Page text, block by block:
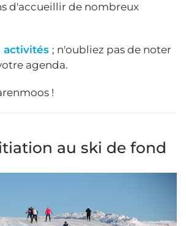
d'accueillir de nombreux
activités ; n'oubliez pas de noter
agenda.
!
au ski de fond